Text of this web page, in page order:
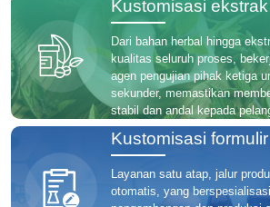
Kustomisasi ekstrak
Dari bahan herbal hingga
kualitas seluruh proses,
agen pengujian pihak ketiga
sekunder, memastikan
stabil dan andal kepada
Kustomisasi
Layanan satu atap, jalur
otomatis, yang